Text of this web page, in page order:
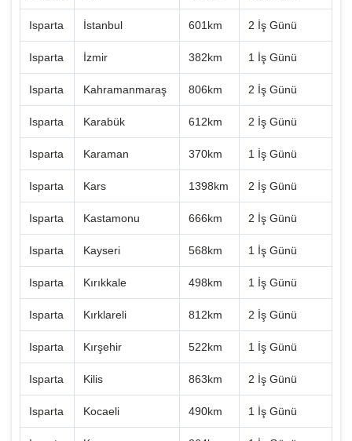
Isparta İstanbul 601km 2 İş Günü
Isparta İzmir 382km 1 İş Günü
Isparta Kahramanmaraş 806km 2 İş Günü
Isparta Karabük 612km 2 İş Günü
Isparta Karaman 370km 1 İş Günü
Isparta Kars 1398km 2 İş Günü
Isparta Kastamonu 666km 2 İş Günü
Isparta Kayseri 568km 1 İş Günü
Isparta Kırıkkale 498km 1 İş Günü
Isparta Kırklareli 812km 2 İş Günü
Isparta Kırşehir 522km 1 İş Günü
Isparta Kilis 863km 2 İş Günü
Isparta Kocaeli 490km 1 İş Günü